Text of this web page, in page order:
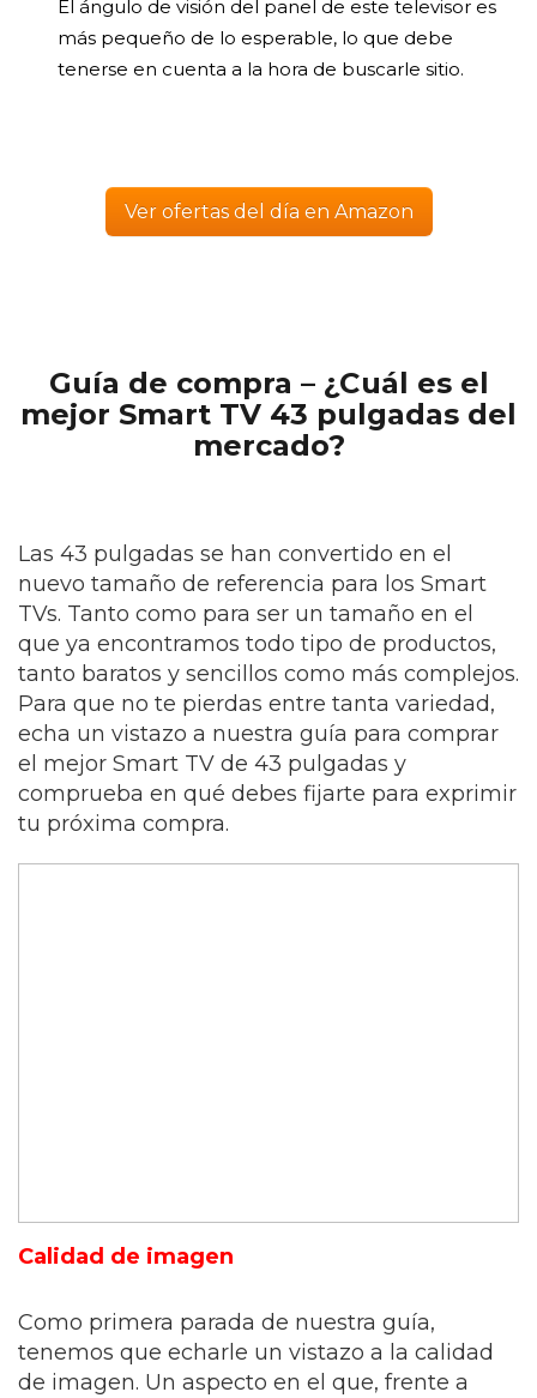
El ángulo de visión del panel de este televisor es
más pequeño de lo esperable, lo que debe
tenerse en cuenta a la hora de buscarle sitio.
Ver ofertas del día en Amazon
Guía de compra – ¿Cuál es el
mejor Smart TV 43 pulgadas del
mercado?
Las 43 pulgadas se han convertido en el
nuevo tamaño de referencia para los Smart
TVs. Tanto como para ser un tamaño en el
que ya encontramos todo tipo de productos,
tanto baratos y sencillos como más complejos.
Para que no te pierdas entre tanta variedad,
echa un vistazo a nuestra guía para comprar
el mejor Smart TV de 43 pulgadas y
comprueba en qué debes fijarte para exprimir
tu próxima compra.
Calidad de imagen
Como primera parada de nuestra guía,
tenemos que echarle un vistazo a la calidad
de imagen. Un aspecto en el que, frente a